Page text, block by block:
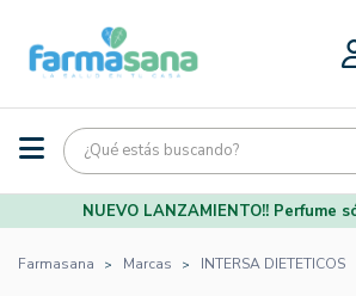
NUEVO LANZAMIENTO!! Perfume
Farmasana Marcas INTERSA DIETETICOS